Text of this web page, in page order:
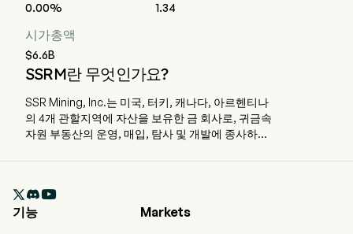
0.00% 1.34
시가총액
$6.6B
SSRM란 무엇인가요?
SSR Mining, Inc.는 미국, 터키, 캐나다, 아르헨티나
의 4개 관할지역에 자산을 보유한 금 회사로, 귀금속
자원 부동산의 운영, 매입, 탐사 및 개발에 종사하고
이 회사는 주로 터키와 아메리카 지역에 위치한 귀금
속 자원 부동산의 운영, 매입, 탐사 및 개발에 주력하

기능
Markets